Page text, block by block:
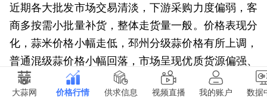
近期各大批发市场交易清淡，下游采购力度偏弱，客
商多按需小批量补货，整体走货量一般。价格表现分
化，蒜米价格小幅走低，邳州分级蒜价格有所上调，
普通混级蒜价格小幅回落，市场呈现优质货源偏强、
普通货偏弱的运行态势。
大蒜网 价格行情 供求信息 视频直播 我的账户 数据